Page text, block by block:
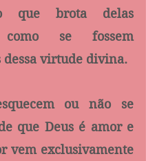
que brota delas
como se fossem
dessa virtude divina.
ou não se
que Deus é amor e
vem exclusivamente